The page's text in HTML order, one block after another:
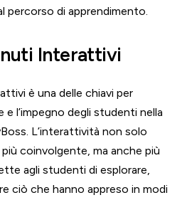
percorso di apprendimento.
Interattivi
è una delle chiavi per
e l’impegno degli studenti nella
L’interattività non solo
coinvolgente, ma anche più
agli studenti di esplorare,
ciò che hanno appreso in modi